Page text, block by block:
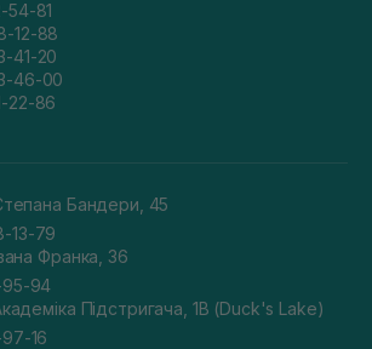
54-81
12-88
41-20
46-00
22-86
Бандери, 45
13-79
Франка, 36
95-94
Підстригача, 1В (Duck's Lake)
16